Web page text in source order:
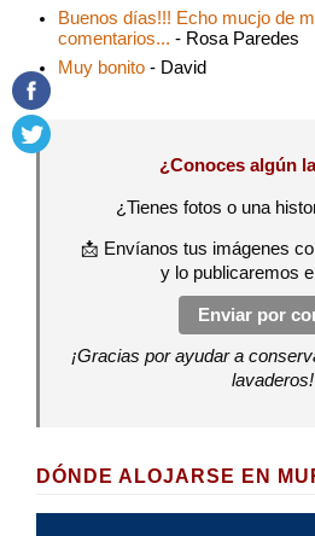
Buenos días!!! Echo mucjo de
comentarios... - Rosa Paredes
Muy bonito - David
¿Conoces algún
¿Tienes fotos o una
📩 Envíanos tus imágenes
y lo publicaremos
Enviar por
¡Gracias por ayudar a
lavaderos!
DÓNDE ALOJARSE EN